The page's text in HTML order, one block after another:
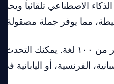
الاصطناعي تلقائياً
مما يوفر جملة
يدعم أكثر من ١٠٠ لغة. يمكنك
الفرنسية، أو